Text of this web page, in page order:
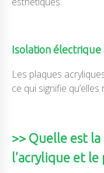
Isolation électrique
Les plaques
ce qui signifie
>> Quelle est
l’acrylique et le